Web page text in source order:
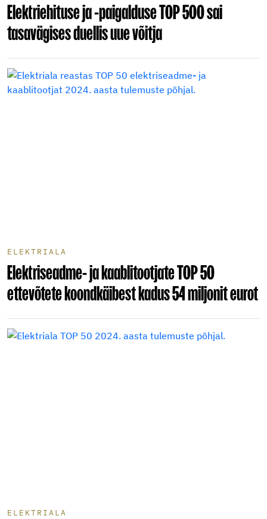
Elektriehituse ja -paigalduse TOP 500 sai
tasavägises duellis uue võitja
ELEKTRIALA
Elektriseadme- ja kaablitootjate TOP 50
ettevõtete koondkäibest kadus 54 miljonit eurot
ELEKTRIALA